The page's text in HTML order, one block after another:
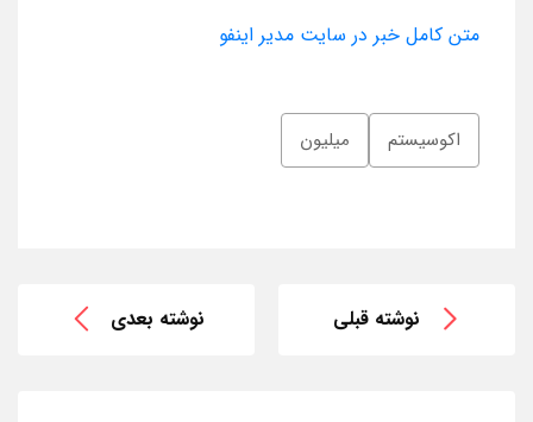
متن کامل خبر در سایت مدیر اینفو
اکوسیستم میلیون
نوشته قبلی نوشته بعدی